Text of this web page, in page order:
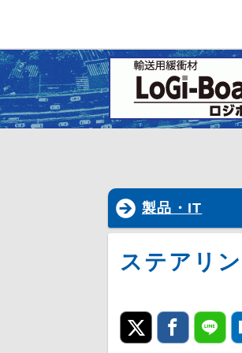
製品・IT
ステアリ